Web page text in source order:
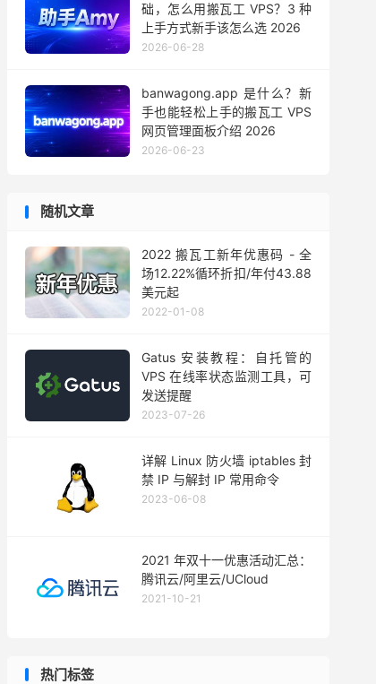
础，怎么用搬瓦工 VPS？3 种
上手方式新手该怎么选 2026
2026-06-28
banwagong.app 是什么？新
手也能轻松上手的搬瓦工 VPS
网页管理面板介绍 2026
2026-06-23
随机文章
2022 搬瓦工新年优惠码 - 全
场12.22%循环折扣/年付43.88
美元起
2022-01-08
Gatus 安装教程：自托管的
VPS 在线率状态监测工具，可
发送提醒
2023-07-26
详解 Linux 防火墙 iptables 封
禁 IP 与解封 IP 常用命令
2023-06-08
2021 年双十一优惠活动汇总：
腾讯云/阿里云/UCloud
2021-10-21
热门标签